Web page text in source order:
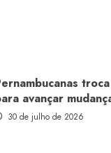
avançar
30 de julho de 2026